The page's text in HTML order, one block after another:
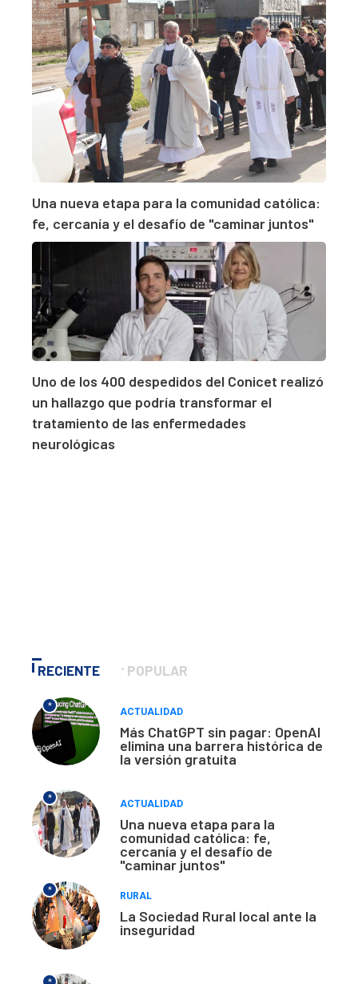
Una nueva etapa para la comunidad católica:
fe, cercanía y el desafío de "caminar juntos"
Uno de los 400 despedidos del Conicet realizó
un hallazgo que podría transformar el
tratamiento de las enfermedades
neurológicas
RECIENTE POPULAR
*
ACTUALIDAD
Más ChatGPT sin pagar: OpenAI
elimina una barrera histórica de
la versión gratuita
*
ACTUALIDAD
Una nueva etapa para la
comunidad católica: fe,
cercanía y el desafío de
"caminar juntos"
*
RURAL
La Sociedad Rural local ante la
inseguridad
*